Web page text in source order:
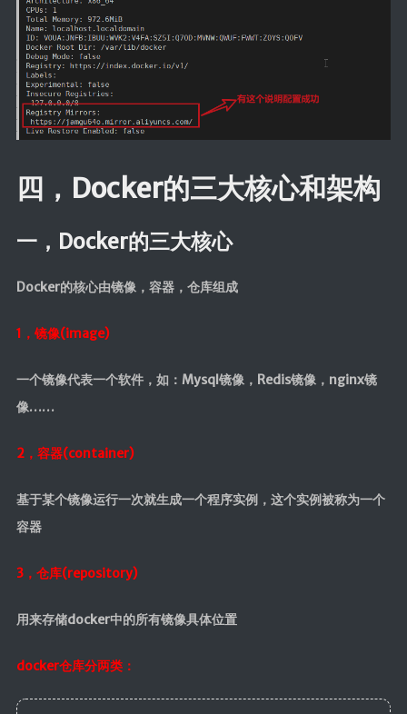
四，Docker的三大核心和架构
一，Docker的三大核心
Docker的核心由镜像，容器，仓库组成
1，镜像(image)
一个镜像代表一个软件，如：Mysql镜像，Redis镜像，nginx镜
像……
2，容器(container)
基于某个镜像运行一次就生成一个程序实例，这个实例被称为一个
容器
3，仓库(repository)
用来存储docker中的所有镜像具体位置
docker仓库分两类：